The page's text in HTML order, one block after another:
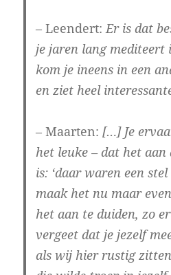
– Leendert: Er is dat
je jaren lang mediteert
kom je ineens in een
en ziet heel
– Maarten: […] Je
het leuke – dat het aan
is: ‘daar waren een
maak het nu maar
het aan te duiden, zo
vergeet dat je jezelf
als wij hier rustig